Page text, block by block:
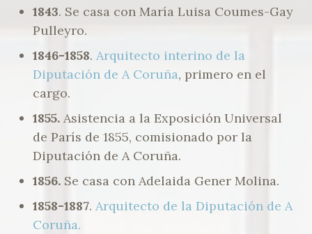
1843. Se casa con María Luisa Coumes-Gay
Pulleyro.
1846-1858. Arquitecto interino de la
Diputación de A Coruña, primero en el
cargo.
1855. Asistencia a la Exposición Universal
de París de 1855, comisionado por la
Diputación de A Coruña.
1856. Se casa con Adelaida Gener Molina.
1858-1887. Arquitecto de la Diputación de A
Coruña.